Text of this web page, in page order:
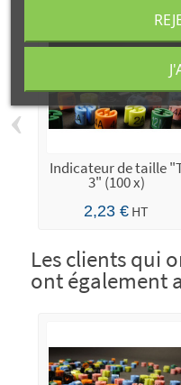
Indicateur de taille
3" (100 x)
2,23 € HT
‹
Les clients qui
ont également